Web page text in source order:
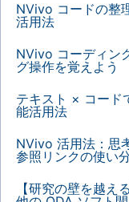
NVivo コードの整
活用法
NVivo コーディン
グ操作を覚えよう
テキスト × コー
能活用法
NVivo 活用法：思
参照リンクの使い
【研究の壁を越